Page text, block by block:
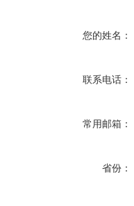
您的姓名：
联系电话：
常用邮箱：
省份：